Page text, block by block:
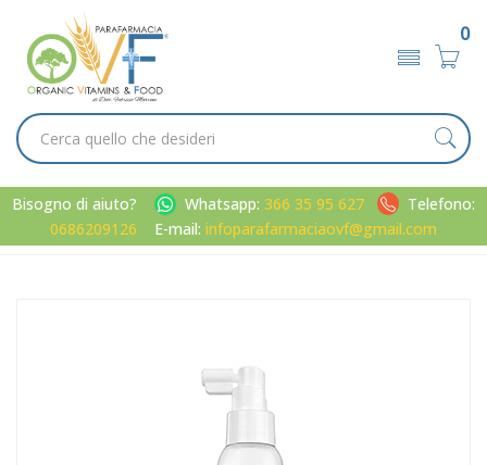
0
Bisogno di aiuto? Whatsapp: 366 35 95 627
Telefono:
0686209126
E-mail: infoparafarmaciaovf@gmail.com